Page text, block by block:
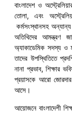
বাংলাদেশ ও
তোলা, এবং
কর্মসংস্থানসহ
অতিথিদের আমন্ত্রণ
অ্যাকাডেমিক সদস্য ও
তাদের উপস্থিতিতে
নানা প্রভাব, শিক্ষার
প্রয়াসকে আরো
আসে।
আয়োজনে বাংলাদেশী